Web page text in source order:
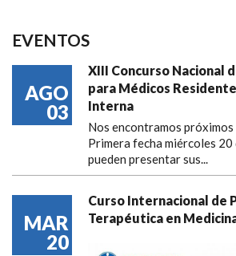
EVENTOS
AGO
03
XIII Concurso Nacional
para Médicos
Interna
Nos encontramos
Primera fecha miércoles
pueden presentar sus...
MAR
20
Curso Internacional de
Terapéutica en